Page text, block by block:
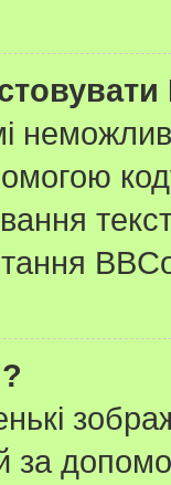
за